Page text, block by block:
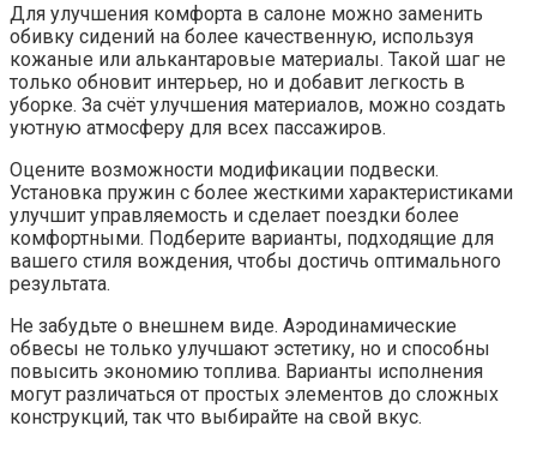
Для улучшения комфорта в салоне можно заменить
обивку сидений на более качественную, используя
кожаные или алькантаровые материалы. Такой шаг не
только обновит интерьер, но и добавит легкость в
уборке. За счёт улучшения материалов, можно создать
уютную атмосферу для всех пассажиров.
Оцените возможности модификации подвески.
Установка пружин с более жесткими характеристиками
улучшит управляемость и сделает поездки более
комфортными. Подберите варианты, подходящие для
вашего стиля вождения, чтобы достичь оптимального
результата.
Не забудьте о внешнем виде. Аэродинамические
обвесы не только улучшают эстетику, но и способны
повысить экономию топлива. Варианты исполнения
могут различаться от простых элементов до сложных
конструкций, так что выбирайте на свой вкус.